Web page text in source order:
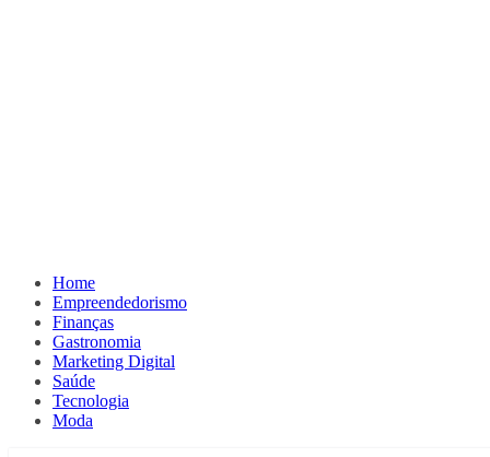
Home
Empreendedorismo
Finanças
Gastronomia
Marketing Digital
Saúde
Tecnologia
Moda